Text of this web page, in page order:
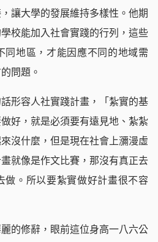
讓大學的發展維持多樣性。他期
校能加入社會實踐的行列，這些
同地區，才能因應不同的地域需
問題。
形容人社實踐計畫，「紮實的基
好，就是必須要有遠見地、紮紮
沒什麼，但是現在社會上瀰漫虛
就像是作文比賽，那沒有真正去
做。所以要紮實做好計畫很不容
的修辭，眼前這位身高一八六公